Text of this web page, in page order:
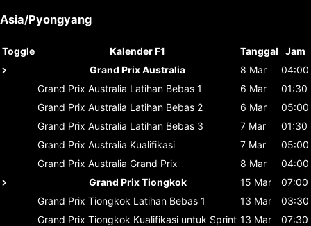
Asia/Pyongyang
Toggle Kalender F1 Tanggal
Jam
Grand Prix Australia
8 Mar
04:00
Grand Prix Australia Latihan Bebas 1 6 Mar
01:30
Grand Prix Australia Latihan Bebas 2 6 Mar
05:00
Grand Prix Australia Latihan Bebas 3 7 Mar
01:30
Grand Prix Australia Kualifikasi 7 Mar
05:00
Grand Prix Australia Grand Prix 8 Mar
04:00
Grand Prix Tiongkok
15 Mar
07:00
Grand Prix Tiongkok Latihan Bebas 1 13 Mar
03:30
Grand Prix Tiongkok Kualifikasi untuk Sprint 13 Mar
07:30